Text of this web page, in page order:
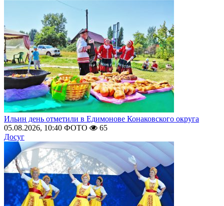
Ильин день отметили в Едимонове Конаковского округа
05.08.2026, 10:40 ФОТО
65
Досуг